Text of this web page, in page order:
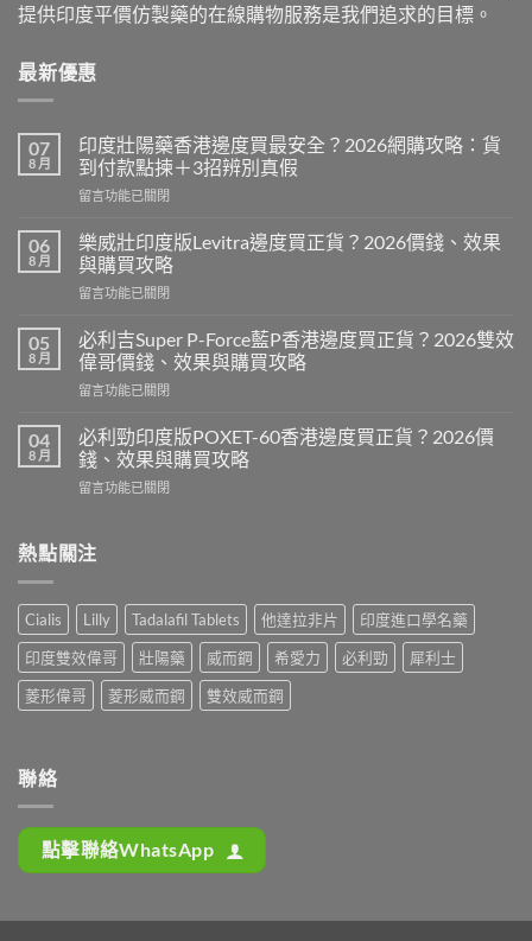
提供印度平價仿製藥的在線購物服務是我們追求的目標。
最新優惠
07
8 月
印度壯陽藥香港邊度買最安全？2026網購攻略：貨
到付款點揀＋3招辨別真假
在
度
壯
陽
藥
港
邊
度
買
安
全？
網
略：
付
款
點
揀
＋
中
留言功能已關閉
06
8 月
樂威壯印度版Levitra邊度買正貨？2026價錢、效果
與購買攻略
在
威
壯
印
度
Levitra
邊
度
買
2026
效
果
與
購
買
攻
留言功能已關閉
05
8 月
必利吉Super P-Force藍P香港邊度買正貨？2026雙效
偉哥價錢、效果與購買攻略
在
利
吉
Super
P-
P
邊
度
買
正
貨？
2026
效
果
留言功能已關閉
04
8 月
必利勁印度版POXET-60香港邊度買正貨？2026價
錢、效果與購買攻略
在
勁
印
版
POXET-
60
香
港
邊
價
錢、
留言功能已關閉
熱點關注
Cialis Lilly Tadalafil Tablets 他達拉非片
印度進口學名藥
印度雙效偉哥
壯陽藥 威而鋼 希愛力 必利勁
犀利士
菱形偉哥
菱形威而鋼 雙效威而鋼
聯絡
點擊聯絡WhatsApp